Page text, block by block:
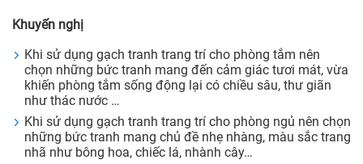
Khuyến nghị
Khi sử dụng gạch tranh trang trí cho phòng tắm nên
chọn những bức tranh mang đến cảm giác tươi mát, vừa
khiến phòng tắm sống động lại có chiều sâu, thư giãn
như thác nước …
Khi sử dụng gạch tranh trang trí cho phòng ngủ nên chọn
những bức tranh mang chủ đề nhẹ nhàng, màu sắc trang
nhã như bông hoa, chiếc lá, nhành cây…